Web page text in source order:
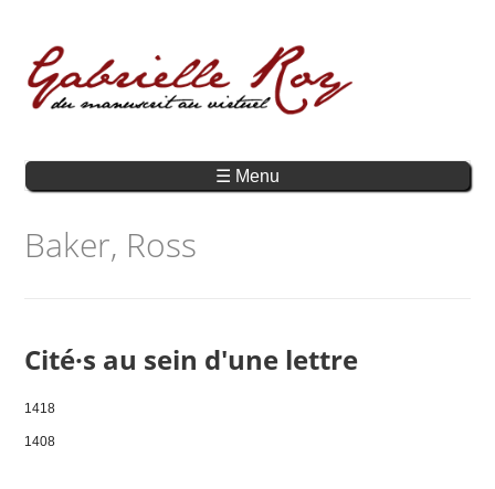
☰ Menu
Baker, Ross
Cité·s au sein d'une lettre
1418
1408